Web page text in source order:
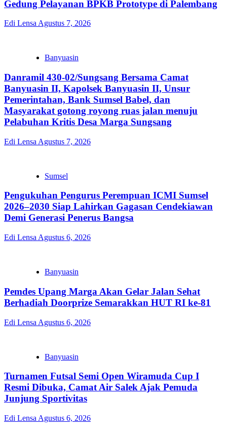
Gedung Pelayanan BPKB Prototype di Palembang
Edi Lensa Agustus 7, 2026
Banyuasin
Danramil 430-02/Sungsang Bersama Camat
Banyuasin II, Kapolsek Banyuasin II, Unsur
Pemerintahan, Bank Sumsel Babel, dan
Masyarakat gotong royong ruas jalan menuju
Pelabuhan Kritis Desa Marga Sungsang
Edi Lensa Agustus 7, 2026
Sumsel
Pengukuhan Pengurus Perempuan ICMI Sumsel
2026–2030 Siap Lahirkan Gagasan Cendekiawan
Demi Generasi Penerus Bangsa
Edi Lensa Agustus 6, 2026
Banyuasin
Pemdes Upang Marga Akan Gelar Jalan Sehat
Berhadiah Doorprize Semarakkan HUT RI ke-81
Edi Lensa Agustus 6, 2026
Banyuasin
Turnamen Futsal Semi Open Wiramuda Cup I
Resmi Dibuka, Camat Air Salek Ajak Pemuda
Junjung Sportivitas
Edi Lensa Agustus 6, 2026